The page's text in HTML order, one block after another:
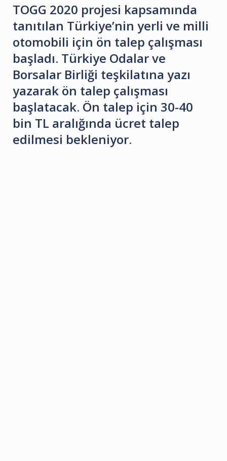
TOGG 2020 projesi kapsamında
tanıtılan Türkiye’nin yerli ve milli
otomobili için ön talep çalışması
başladı. Türkiye Odalar ve
Borsalar Birliği teşkilatına yazı
yazarak ön talep çalışması
başlatacak. Ön talep için 30-40
bin TL aralığında ücret talep
edilmesi bekleniyor.